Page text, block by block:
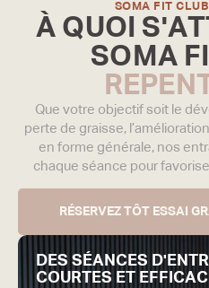
SOMA FIT
À QUOI
SOMA
Que votre objectif soit le
perte de graisse,
en forme générale, nos
chaque séance pour
RÉSERVEZ TÔT ESSAI
DES SÉANCES
COURTES ET